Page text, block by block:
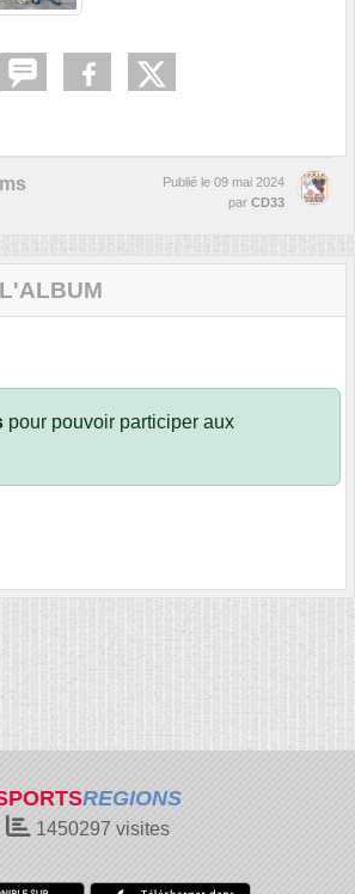
Publié le 09 mai 2024
par CD33
pour pouvoir participer aux
REGIONS
1450297 visites